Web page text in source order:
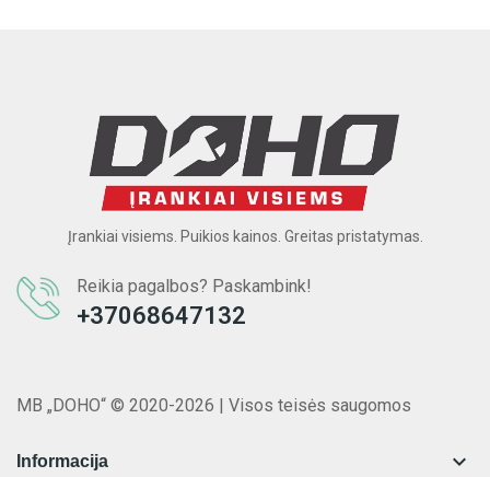
Įrankiai visiems. Puikios kainos. Greitas pristatymas.
Reikia pagalbos? Paskambink!
+37068647132
MB „DOHO“ © 2020-2026 | Visos teisės saugomos
Informacija 